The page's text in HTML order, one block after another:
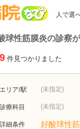
人で選
球性筋膜炎の診察
件見つかりました
エリア/駅 (未指定)
診療科目 (未指定)
詳細条件 好酸球性